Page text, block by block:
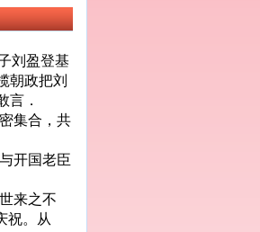
刘盈登基
朝政把刘
言．
集合，共
开国老臣
来之不
祝。从